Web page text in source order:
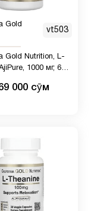
Gold
vt503
Gold Nutrition, L-
1000 мг, 60
000 сӯм